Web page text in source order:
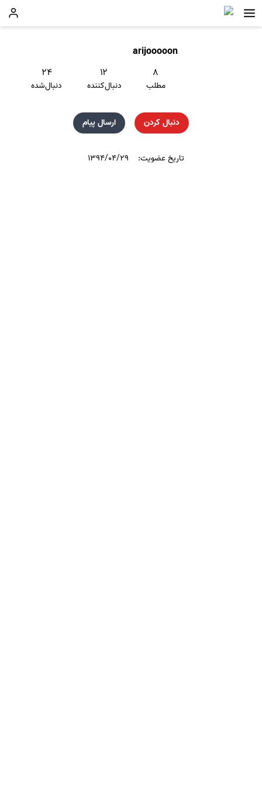
arijooooon
۸
مطلب
۱۲
دنبال‌کننده
۲۴
دنبال‌شده
دنبال کردن ارسال پیام
تاریخ عضویت: ۱۳۹۴/۰۴/۲۹